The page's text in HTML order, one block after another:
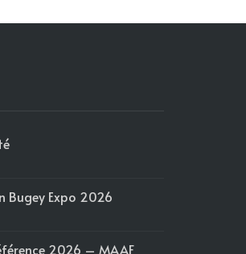
Bugey Expo 2026
2026 – MAAF